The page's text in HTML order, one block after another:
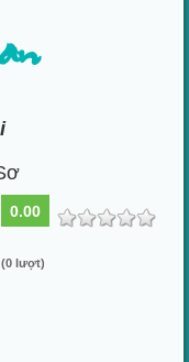
0.00
(0 lượt)